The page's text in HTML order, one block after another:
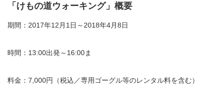
「けもの道ウォーキング」概要
期間：2017年12月1日～2018年4月8日
時間：13:00出発～16:00ま
料金：7,000円（税込／専用ゴーグル等のレンタル料を含む）